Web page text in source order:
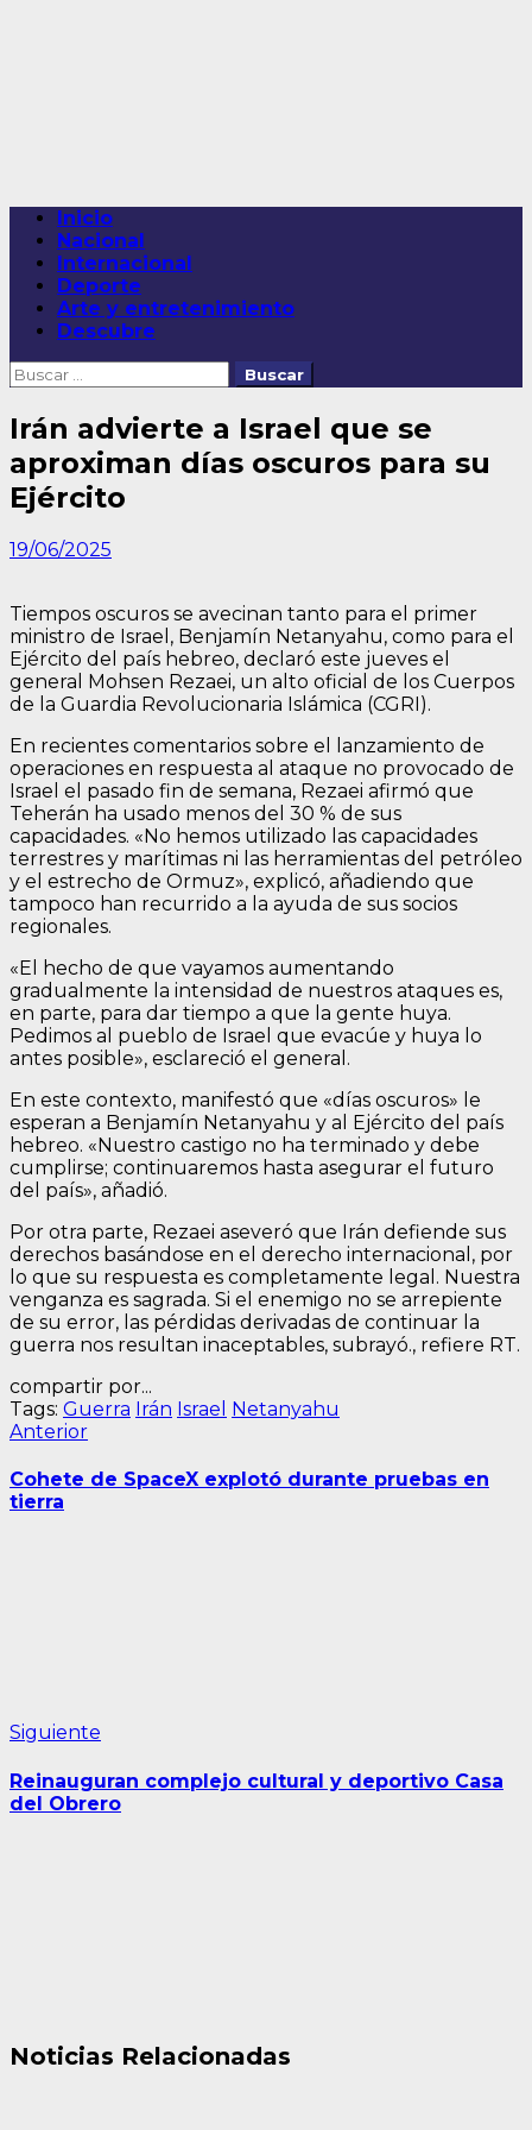
Menú
principal
Inicio
Nacional
Internacional
Deporte
Arte y entretenimiento
Descubre
Buscar:
Irán advierte a Israel que se
aproximan días oscuros para su
Ejército
19/06/2025
Tiempos oscuros se avecinan tanto para el primer
ministro de Israel, Benjamín Netanyahu, como para el
Ejército del país hebreo, declaró este jueves el
general Mohsen Rezaei, un alto oficial de los Cuerpos
de la Guardia Revolucionaria Islámica (CGRI).
En recientes comentarios sobre el lanzamiento de
operaciones en respuesta al ataque no provocado de
Israel el pasado fin de semana, Rezaei afirmó que
Teherán ha usado menos del 30 % de sus
capacidades. «No hemos utilizado las capacidades
terrestres y marítimas ni las herramientas del petróleo
y el estrecho de Ormuz», explicó, añadiendo que
tampoco han recurrido a la ayuda de sus socios
regionales.
«El hecho de que vayamos aumentando
gradualmente la intensidad de nuestros ataques es,
en parte, para dar tiempo a que la gente huya.
Pedimos al pueblo de Israel que evacúe y huya lo
antes posible», esclareció el general.
En este contexto, manifestó que «días oscuros» le
esperan a Benjamín Netanyahu y al Ejército del país
hebreo. «Nuestro castigo no ha terminado y debe
cumplirse; continuaremos hasta asegurar el futuro
del país», añadió.
Por otra parte, Rezaei aseveró que Irán defiende sus
derechos basándose en el derecho internacional, por
lo que su respuesta es completamente legal. Nuestra
venganza es sagrada. Si el enemigo no se arrepiente
de su error, las pérdidas derivadas de continuar la
guerra nos resultan inaceptables, subrayó., refiere RT.
compartir por...
Tags: Guerra Irán Israel Netanyahu
Navegación
de
entradas
AnteriorEntrada
Cohete de SpaceX explotó durante pruebas en
tierra
Siguiente
Reinauguran complejo cultural y deportivo Casa
del Obrero
Noticias Relacionadas